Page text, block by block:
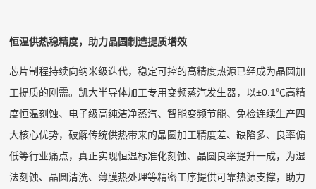
恒温供热稳精度，助力晶圆制造提质增效
芯片制程持续向纳米级迭代，稳定可控的高精度热源已经成为晶圆加
工提质的刚需。凯大半导体加工专用变频蒸汽发生器，以±0.1℃高精
度恒温刻蚀、电子级高纯洁净蒸汽、智能变频节能、免检连续生产四
大核心优势，破解传统供热带来的晶圆加工精度差、缺陷多、良率偏
低等行业痛点，真正实现恒温标准化刻蚀、晶圆良率提升一成，为湿
法刻蚀、晶圆清洗、薄膜热处理等精密工序提供可靠热源支撑，助力